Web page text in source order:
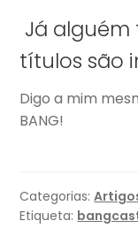
Já alguém
títulos são
Digo a mim
BANG!
Categorias:
Etiqueta: